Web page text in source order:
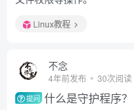
Linux教程
不念
4年前发布 30次阅读
提问 什么是守护程序？